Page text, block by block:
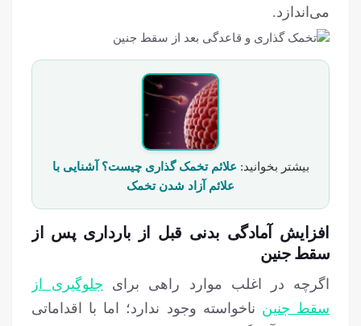
می‌اندازد.
بیشتر بخوانید: علائم تخمک گذاری چیست؟ آشنایی با
علائم آزاد شدن تخمک
افزایش آمادگی بدنی قبل از بارداری پس از
سقط جنین
اگرچه در اغلب موارد راهی برای جلوگیری از
سقط جنین ناخواسته وجود ندارد؛ اما با اقداماتی